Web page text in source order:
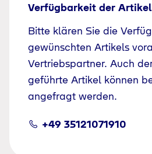
Verfügbarkeit der Artikel
Bitte klären Sie die
gewünschten Artikels
Vertriebspartner. Auch
geführte Artikel können
angefragt werden.
+49 35121071910